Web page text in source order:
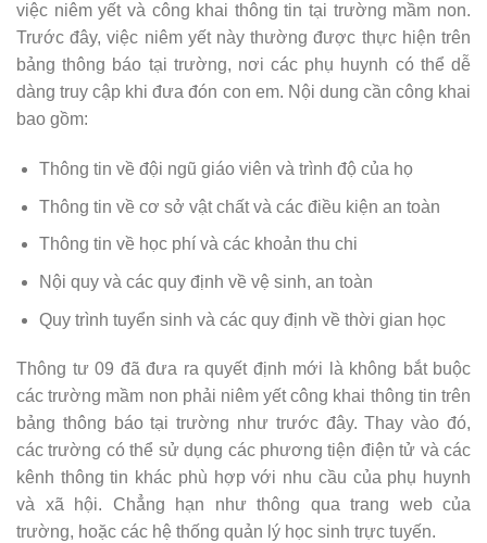
việc niêm yết và công khai thông tin tại trường mầm non.
Trước đây, việc niêm yết này thường được thực hiện trên
bảng thông báo tại trường, nơi các phụ huynh có thể dễ
dàng truy cập khi đưa đón con em. Nội dung cần công khai
bao gồm:
Thông tin về đội ngũ giáo viên và trình độ của họ
Thông tin về cơ sở vật chất và các điều kiện an toàn
Thông tin về học phí và các khoản thu chi
Nội quy và các quy định về vệ sinh, an toàn
Quy trình tuyển sinh và các quy định về thời gian học
Thông tư 09 đã đưa ra quyết định mới là không bắt buộc
các trường mầm non phải niêm yết công khai thông tin trên
bảng thông báo tại trường như trước đây. Thay vào đó,
các trường có thể sử dụng các phương tiện điện tử và các
kênh thông tin khác phù hợp với nhu cầu của phụ huynh
và xã hội. Chẳng hạn như thông qua trang web của
trường, hoặc các hệ thống quản lý học sinh trực tuyến.